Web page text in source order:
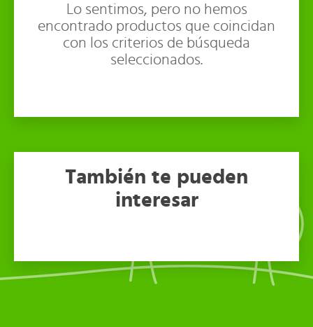
Lo sentimos, pero no hemos
encontrado productos que coincidan
con los criterios de búsqueda
seleccionados.
También te pueden
interesar